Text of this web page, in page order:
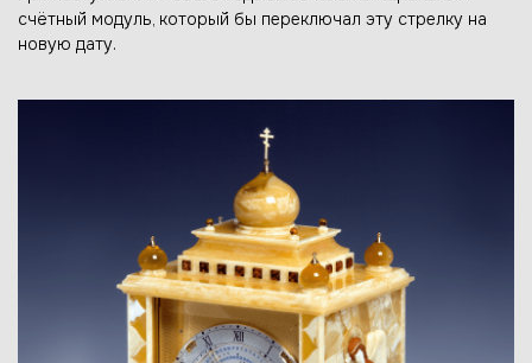
счётный модуль, который бы переключал эту стрелку на
новую дату.